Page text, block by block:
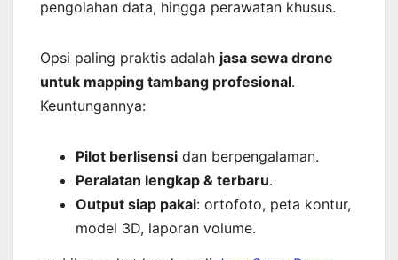
pengolahan data, hingga perawatan khusus.
Opsi paling praktis adalah jasa sewa drone
untuk mapping tambang profesional.
Keuntungannya:
Pilot berlisensi dan berpengalaman.
Peralatan lengkap & terbaru.
Output siap pakai: ortofoto, peta kontur,
model 3D, laporan volume.